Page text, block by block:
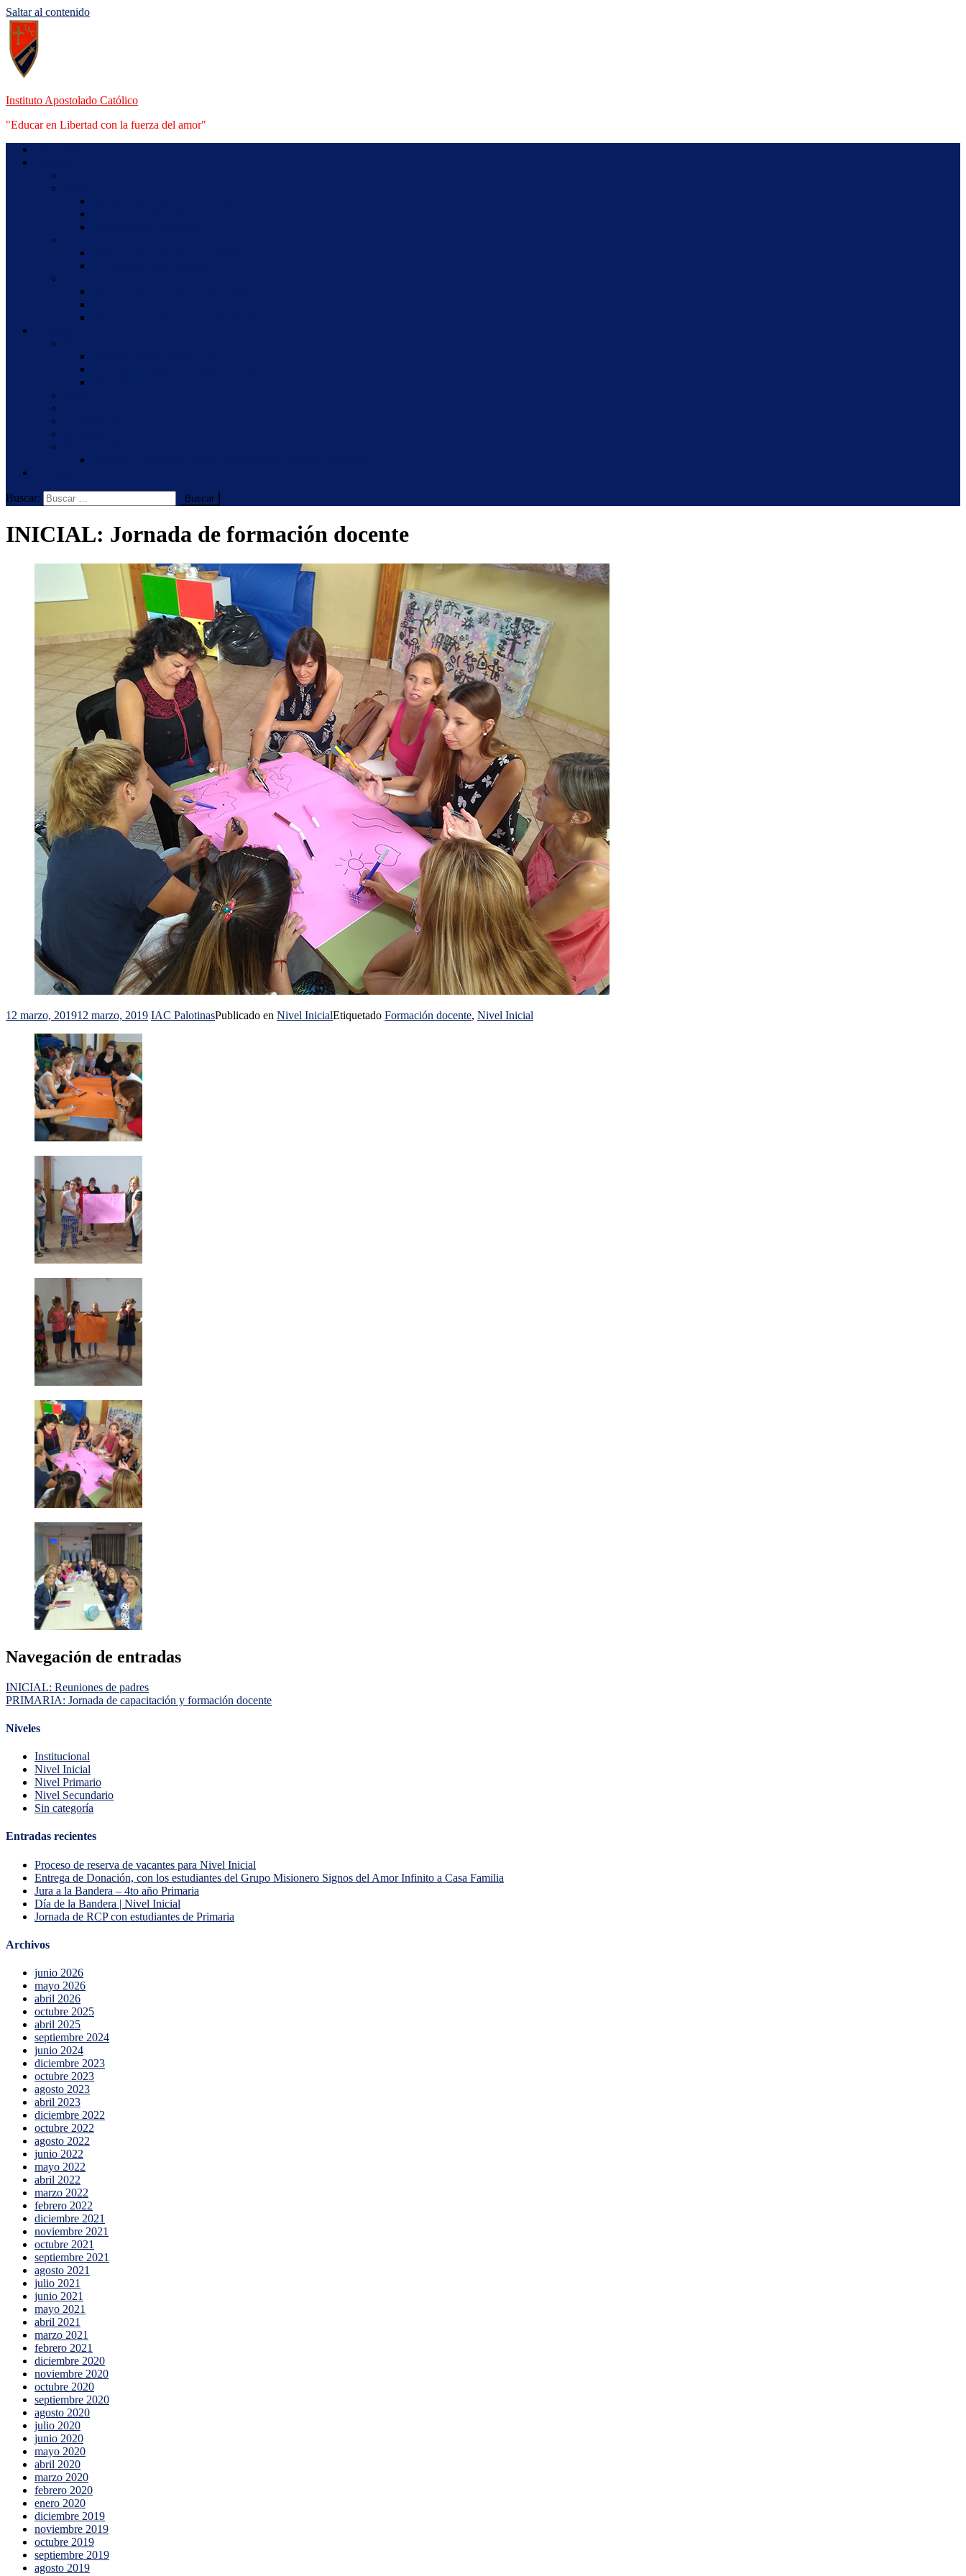
Saltar al contenido
Instituto Apostolado Católico
"Educar en Libertad con la fuerza del amor"
Buscar:
INICIAL: Jornada de formación docente
12 marzo, 201912 marzo, 2019 IAC PalotinasPublicado en Nivel InicialEtiquetado Formación docente, Nivel Inicial
Navegación de entradas
INICIAL: Reuniones de padres
PRIMARIA: Jornada de capacitación y formación docente
Niveles
Institucional
Nivel Inicial
Nivel Primario
Nivel Secundario
Sin categoría
Entradas recientes
Proceso de reserva de vacantes para Nivel Inicial
Entrega de Donación, con los estudiantes del Grupo Misionero Signos del Amor Infinito a Casa Familia
Jura a la Bandera – 4to año Primaria
Día de la Bandera | Nivel Inicial
Jornada de RCP con estudiantes de Primaria
Archivos
junio 2026
mayo 2026
abril 2026
octubre 2025
abril 2025
septiembre 2024
junio 2024
diciembre 2023
octubre 2023
agosto 2023
abril 2023
diciembre 2022
octubre 2022
agosto 2022
junio 2022
mayo 2022
abril 2022
marzo 2022
febrero 2022
diciembre 2021
noviembre 2021
octubre 2021
septiembre 2021
agosto 2021
julio 2021
junio 2021
mayo 2021
abril 2021
marzo 2021
febrero 2021
diciembre 2020
noviembre 2020
octubre 2020
septiembre 2020
agosto 2020
julio 2020
junio 2020
mayo 2020
abril 2020
marzo 2020
febrero 2020
enero 2020
diciembre 2019
noviembre 2019
octubre 2019
septiembre 2019
agosto 2019